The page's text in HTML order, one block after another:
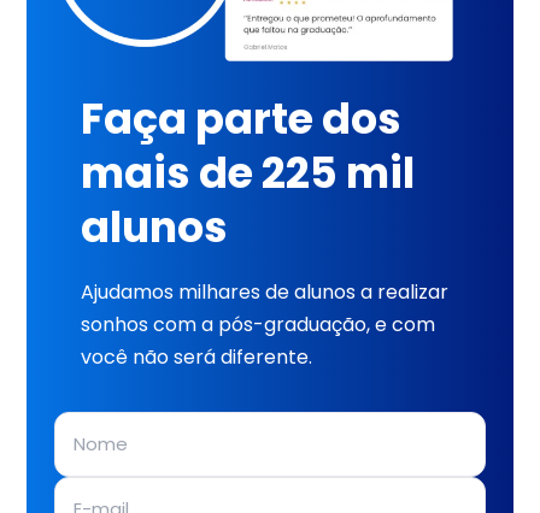
Faça parte dos
mais de 225 mil
alunos
Ajudamos milhares de alunos a realizar
sonhos com a pós-graduação, e com
você não será diferente.